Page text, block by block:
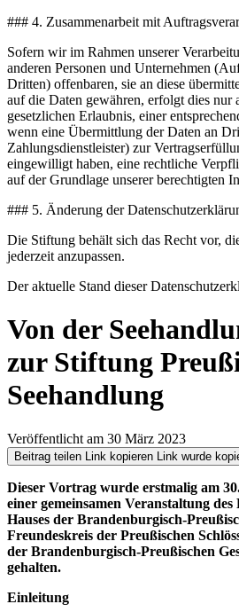
### 4. Zusammenarbeit mit
Sofern wir im Rahmen unserer
anderen Personen und Unternehmen
Dritten) offenbaren, sie an diese
auf die Daten gewähren, erfolgt dies nur
gesetzlichen Erlaubnis, einer
wenn eine Übermittlung der Daten an
Zahlungsdienstleister) zur
eingewilligt haben, eine rechtliche
auf der Grundlage unserer berechtigten
### 5. Änderung der
Die Stiftung behält sich das Recht vor,
jederzeit anzupassen.
Der aktuelle Stand dieser
Von der
zur Stiftung
Seehandlung
Veröffentlicht am 30 März 2023
Beitrag teilen Link kopieren Link wurde
Dieser Vortrag wurde erstmalig am
einer gemeinsamen Veranstaltung des
Hauses der Brandenburgisch-
Freundeskreis der Preußischen
der Brandenburgisch-Preußischen
gehalten.
Einleitung